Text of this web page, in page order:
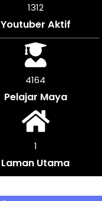
1312
Youtuber Aktif
4626
Pelajar Maya
1
Laman Utama